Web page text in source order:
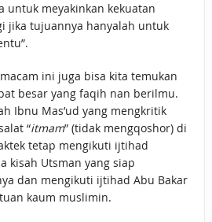
untuk meyakinkan kekuatan
jika tujuannya hanyalah untuk
ini juga bisa kita temukan
besar yang faqih nan berilmu.
Ibnu Mas’ud yang mengkritik
“itmam” (tidak mengqoshor) di
tetap mengikuti ijtihad
kisah Utsman yang siap
dan mengikuti ijtihad Abu Bakar
kaum muslimin.